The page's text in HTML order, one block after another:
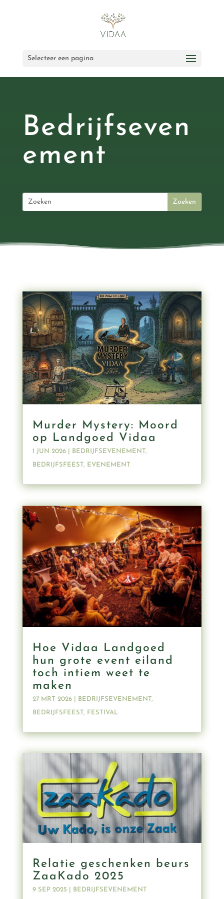
Selecteer een pagina
Bedrijfseven
ement
Murder Mystery: Moord
op Landgoed Vidaa
1 JUN 2026| BEDRIJFSEVENEMENT ,
BEDRIJFSFEEST , EVENEMENT
Hoe Vidaa Landgoed
hun grote event eiland
toch intiem weet te
maken
27 MRT 2026| BEDRIJFSEVENEMENT ,
BEDRIJFSFEEST , FESTIVAL
Relatie geschenken beurs
ZaaKado 2025
9 SEP 2025 BEDRIJFSEVENEMENT